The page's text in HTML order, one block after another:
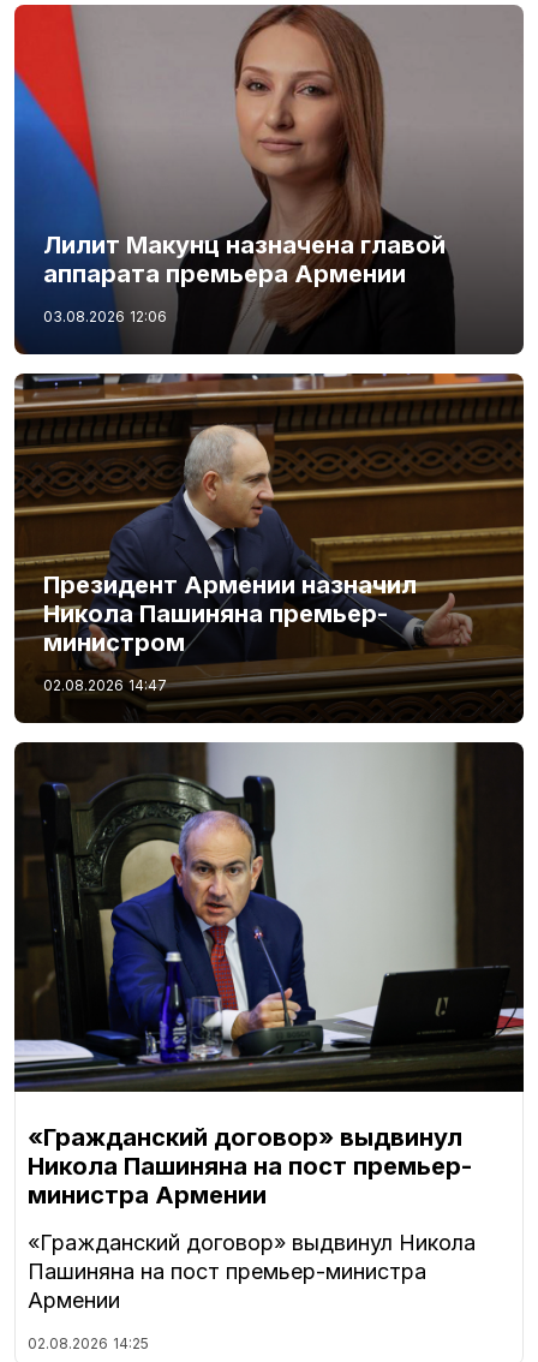
Лилит Макунц назначена главой
аппарата премьера Армении
03.08.2026 12:06
Президент Армении назначил
Никола Пашиняна премьер-
министром
02.08.2026 14:47
«Гражданский договор» выдвинул
Никола Пашиняна на пост премьер-
министра Армении
«Гражданский договор» выдвинул Никола
Пашиняна на пост премьер-министра
Армении
02.08.2026 14:25